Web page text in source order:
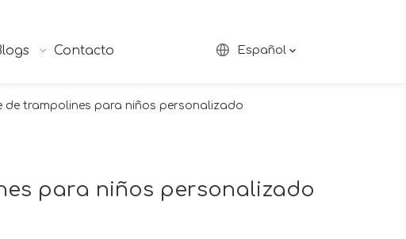
Contacto Español
de trampolines para niños personalizado
para niños personalizado